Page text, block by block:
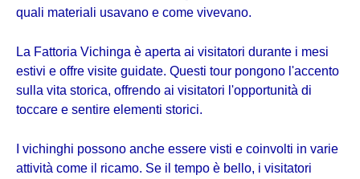
quali materiali usavano e come vivevano.
La Fattoria Vichinga è aperta ai visitatori durante i mesi
estivi e offre visite guidate. Questi tour pongono l'accento
sulla vita storica, offrendo ai visitatori l'opportunità di
toccare e sentire elementi storici.
I vichinghi possono anche essere visti e coinvolti in varie
attività come il ricamo. Se il tempo è bello, i visitatori